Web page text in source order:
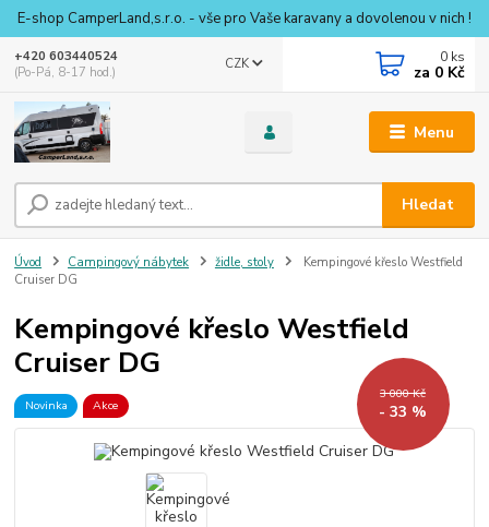
E-shop CamperLand,s.r.o. - vše pro Vaše karavany a dovolenou v nich !
Menu
CZK
Hledat
+420 603440524
(Po-Pá, 8-17 hod.)
0 ks
za 0 Kč
Úvod Campingový nábytek židle, stoly
Kempingové křeslo Westfield
Cruiser DG
Kempingové křeslo Westfield
Cruiser DG
Novinka Akce
3 000 Kč
- 33 %